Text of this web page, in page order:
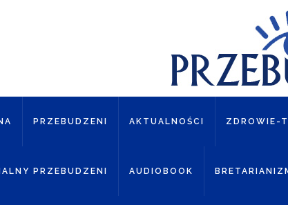
PRZEBUDZENI AKTUALNOŚCI ZDROWIE-
PRZEBUDZENI AUDIOBOOK